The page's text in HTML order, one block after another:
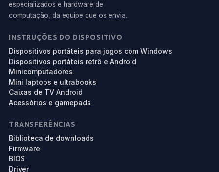
especializados e hardware de
computação, da equipe que os envia.
INSTRUÇÕES DO DISPOSITIVO
Dispositivos portáteis para jogos com Windows
Dispositivos portáteis retrô e Android
Minicomputadores
Mini laptops e ultrabooks
Caixas de TV Android
Acessórios e gamepads
TRANSFERÊNCIAS
Biblioteca de downloads
Firmware
BIOS
Driver